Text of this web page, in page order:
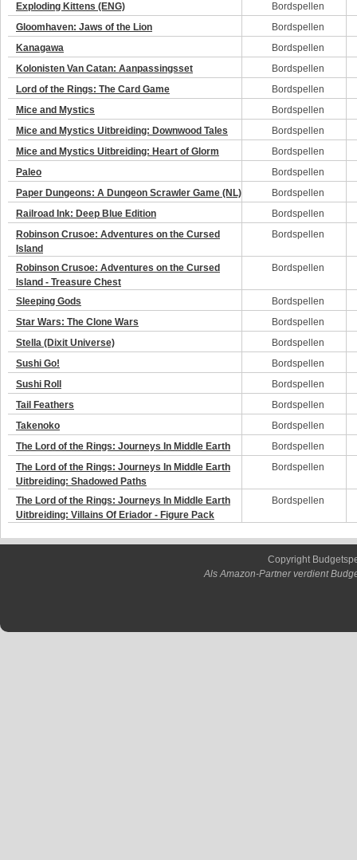
Exploding Kittens (ENG)
Bordspellen
Gloomhaven: Jaws of the Lion
Bordspellen
Kanagawa
Bordspellen
Kolonisten Van Catan: Aanpassingsset
Bordspellen
Lord of the Rings: The Card Game
Bordspellen
Mice and Mystics
Bordspellen
Mice and Mystics Uitbreiding: Downwood Tales
Bordspellen
Mice and Mystics Uitbreiding: Heart of Glorm
Bordspellen
Paleo
Bordspellen
Paper Dungeons: A Dungeon Scrawler Game (NL)
Bordspellen
Railroad Ink: Deep Blue Edition
Bordspellen
Robinson Crusoe: Adventures on the Cursed
Island
Bordspellen
Robinson Crusoe: Adventures on the Cursed
Island - Treasure Chest
Bordspellen
Sleeping Gods
Bordspellen
Star Wars: The Clone Wars
Bordspellen
Stella (Dixit Universe)
Bordspellen
Sushi Go!
Bordspellen
Sushi Roll
Bordspellen
Tail Feathers
Bordspellen
Takenoko
Bordspellen
The Lord of the Rings: Journeys In Middle Earth
Bordspellen
The Lord of the Rings: Journeys In Middle Earth
Uitbreiding: Shadowed Paths
Bordspellen
The Lord of the Rings: Journeys In Middle Earth
Uitbreiding: Villains Of Eriador - Figure Pack
Bordspellen
Copyright
Als Amazon-Partner verdient